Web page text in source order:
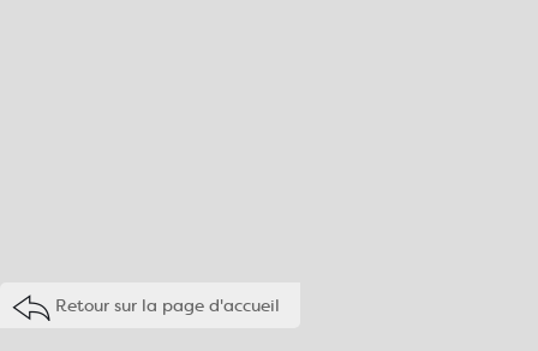
Retour sur la page d'accueil